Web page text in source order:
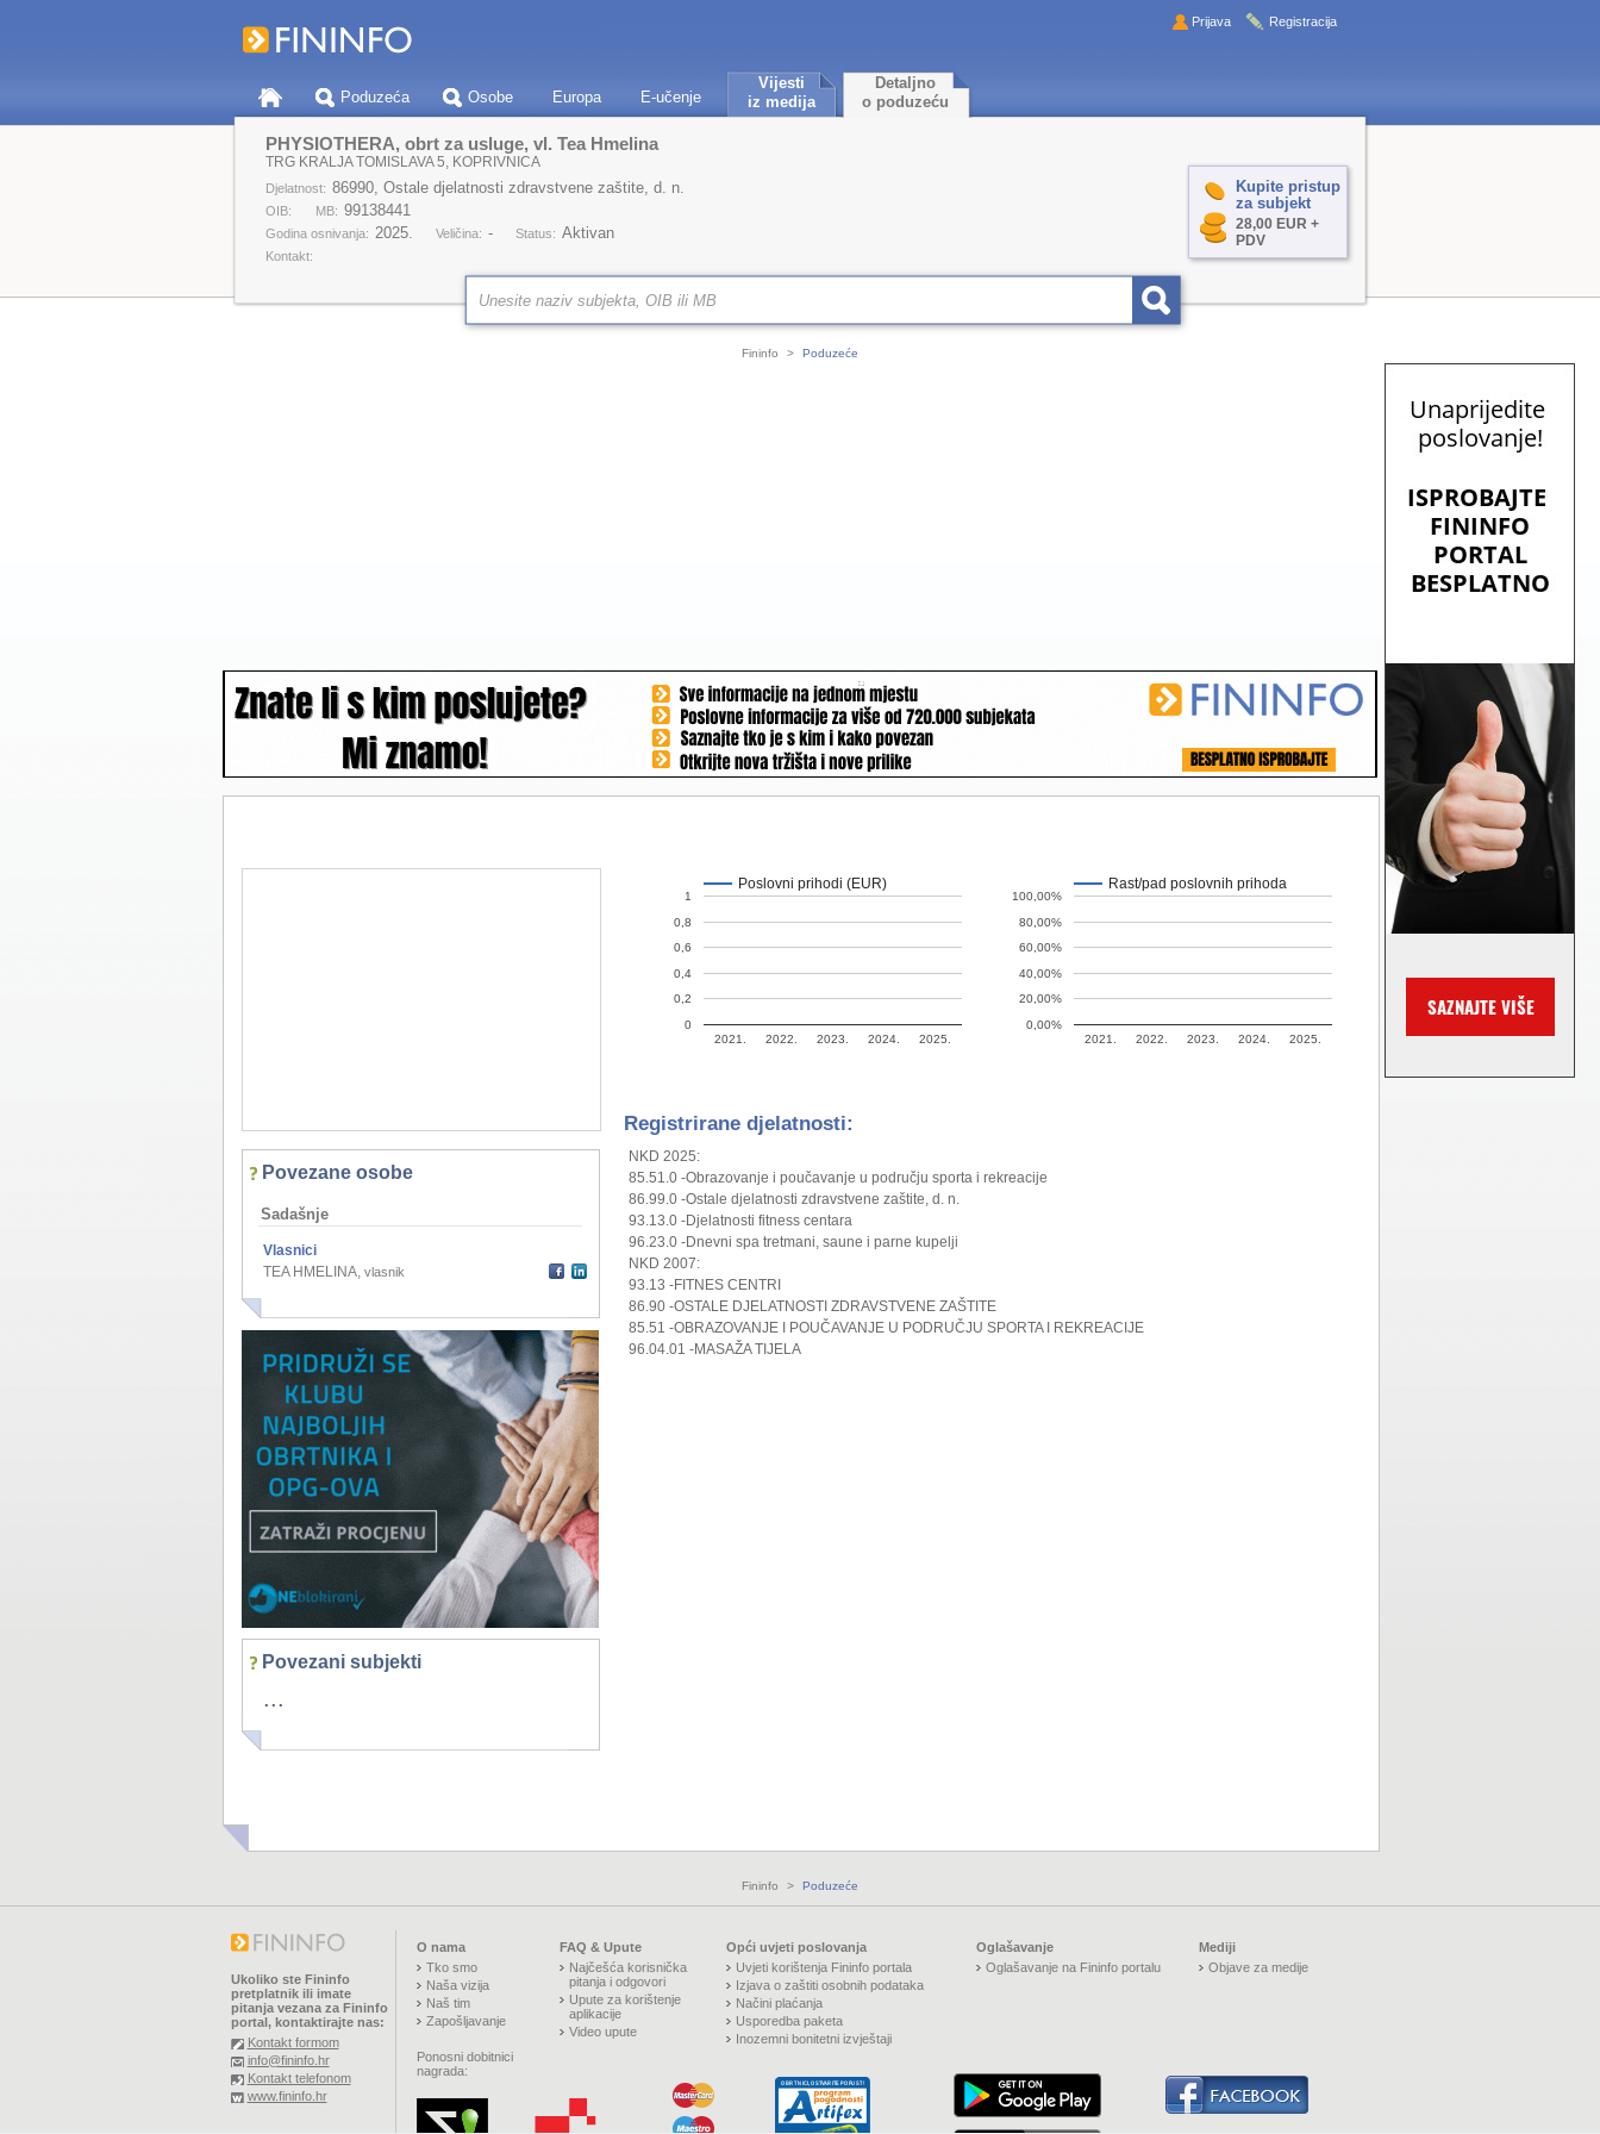
Poduzeća Osobe Europa E-učenje
Vijesti
iz medija
Detaljno
o poduzeću
Prijava Registracija
Kupite pristup
za subjekt
28,00 EUR +
PDV
PHYSIOTHERA, obrt za usluge, vl. Tea Hmelina
TRG KRALJA TOMISLAVA 5, KOPRIVNICA
Djelatnost: 86990, Ostale djelatnosti zdravstvene zaštite, d. n.
OIB: MB: 99138441
Godina osnivanja: 2025. Veličina: - Status: Aktivan
Kontakt:
Fininfo > Poduzeće
Povezane osobe
Sadašnje
Vlasnici
TEA HMELINA, vlasnik
Povezani subjekti
...
Poslovni prihodi (EUR)
2021. 2022. 2023. 2024. 2025.
0
0,2
0,4
0,6
0,8
1
Rast/pad poslovnih prihoda
2021. 2022. 2023. 2024. 2025.
0,00%
20,00%
40,00%
60,00%
80,00%
100,00%
Registrirane djelatnosti:
NKD 2025:
85.51.0 -Obrazovanje i poučavanje u području sporta i rekreacije
86.99.0 -Ostale djelatnosti zdravstvene zaštite, d. n.
93.13.0 -Djelatnosti fitness centara
96.23.0 -Dnevni spa tretmani, saune i parne kupelji
NKD 2007:
93.13 -FITNES CENTRI
86.90 -OSTALE DJELATNOSTI ZDRAVSTVENE ZAŠTITE
85.51 -OBRAZOVANJE I POUČAVANJE U PODRUČJU SPORTA I REKREACIJE
96.04.01 -MASAŽA TIJELA
Fininfo > Poduzeće
Ukoliko ste Fininfo
pretplatnik ili imate
pitanja vezana za Fininfo
portal, kontaktirajte nas:
Kontakt formom
info@fininfo.hr
Kontakt telefonom
www.fininfo.hr
O nama
Tko smo
Naša vizija
Naš tim
Zapošljavanje
Ponosni dobitnici
nagrada:
FAQ & Upute
Najčešća korisnička
pitanja i odgovori
Upute za korištenje
aplikacije
Video upute
Opći uvjeti poslovanja
Uvjeti korištenja Fininfo portala
Izjava o zaštiti osobnih podataka
Načini plaćanja
Usporedba paketa
Inozemni bonitetni izvještaji
Oglašavanje
Oglašavanje na Fininfo portalu
Mediji
Objave za medije